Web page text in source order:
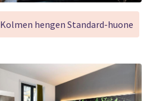
Kolmen hengen Standard-huone